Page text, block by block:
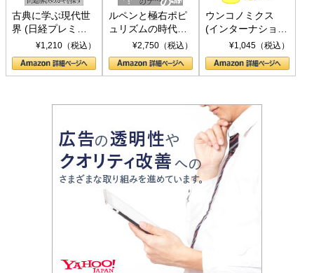
古典に学ぶ現代世
界 (日経プレミア
シリーズ)¥1,210（税込）
ルペンと極右ポピ
ュリズムの時代：
〈ヤヌス〉の二つ
の顔
¥2,750（税込）
ウンコノミクス
(インターナショナ
ル新書)¥1,045（税込）